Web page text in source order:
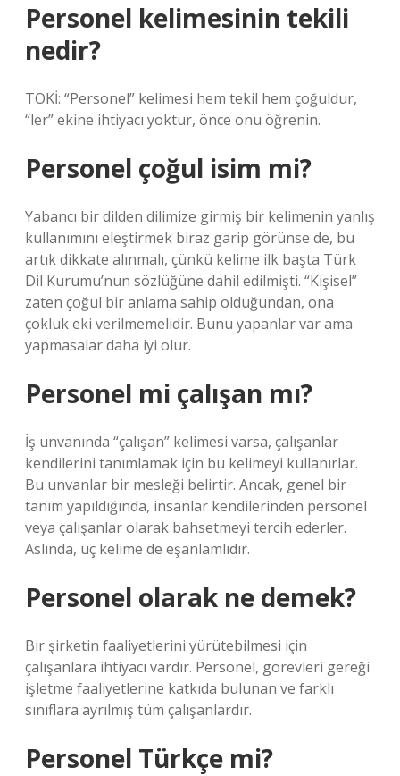
Personel kelimesinin tekili
nedir?
TOKİ: “Personel” kelimesi hem tekil hem çoğuldur,
“ler” ekine ihtiyacı yoktur, önce onu öğrenin.
Personel çoğul isim mi?
Yabancı bir dilden dilimize girmiş bir kelimenin yanlış
kullanımını eleştirmek biraz garip görünse de, bu
artık dikkate alınmalı, çünkü kelime ilk başta Türk
Dil Kurumu’nun sözlüğüne dahil edilmişti. “Kişisel”
zaten çoğul bir anlama sahip olduğundan, ona
çokluk eki verilmemelidir. Bunu yapanlar var ama
yapmasalar daha iyi olur.
Personel mi çalışan mı?
İş unvanında “çalışan” kelimesi varsa, çalışanlar
kendilerini tanımlamak için bu kelimeyi kullanırlar.
Bu unvanlar bir mesleği belirtir. Ancak, genel bir
tanım yapıldığında, insanlar kendilerinden personel
veya çalışanlar olarak bahsetmeyi tercih ederler.
Aslında, üç kelime de eşanlamlıdır.
Personel olarak ne demek?
Bir şirketin faaliyetlerini yürütebilmesi için
çalışanlara ihtiyacı vardır. Personel, görevleri gereği
işletme faaliyetlerine katkıda bulunan ve farklı
sınıflara ayrılmış tüm çalışanlardır.
Personel Türkçe mi?